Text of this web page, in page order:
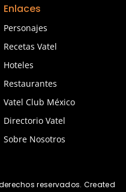
Enlaces
Personajes
Recetas Vatel
Hoteles
Restaurantes
Vatel Club México
Directorio Vatel
Sobre Nosotros
reservados. Created